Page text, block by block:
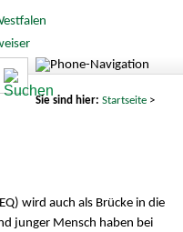
Sie sind hier: Startseite>
wird auch als Brücke in die
junger Mensch haben bei